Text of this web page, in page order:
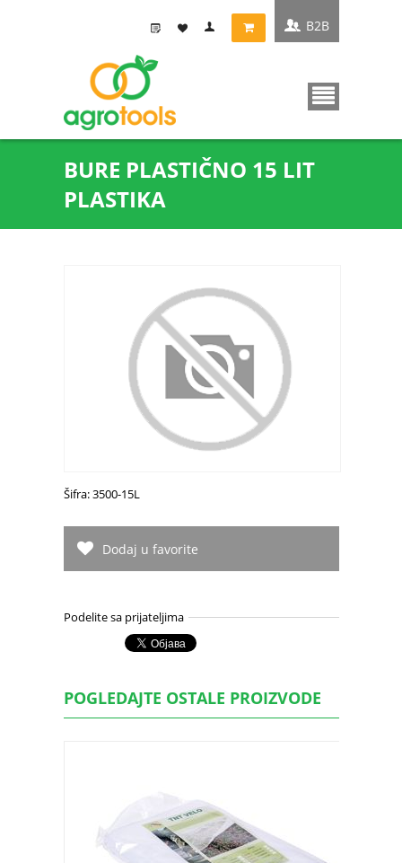
BURE PLASTIČNO 15 LIT
PLASTIKA
B2B
Šifra: 3500-15L
Dodaj u favorite
Podelite sa prijateljima
POGLEDAJTE OSTALE PROIZVODE